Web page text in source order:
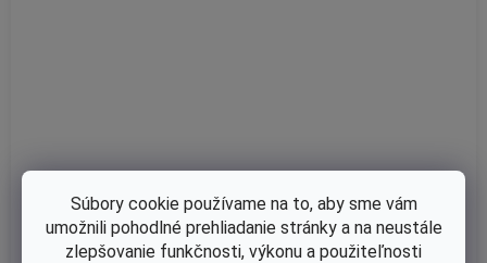
Súbory cookie používame na to, aby sme vám
umožnili pohodlné prehliadanie stránky a na neustále
zlepšovanie funkčnosti, výkonu a použiteľnosti